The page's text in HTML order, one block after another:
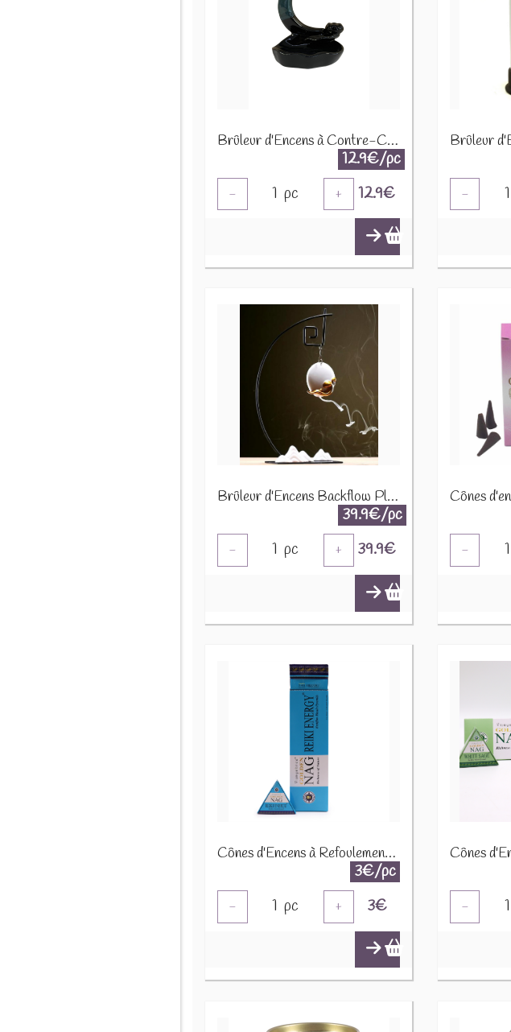
Brûleur d'Encens à Contre-Courant - Lune 12 cm 75678
12.9€/pc
- 1 pc + 12.9€ - 1
Brûleur d'Encens Backflow Pleine Lune BFC-J01
39.9€/pc
- 1 pc + 39.9€ - 1
Cônes d'Encens à Refoulement Jumbo Golden Nag 42g - Re¨ki Energie JBackF-10
3€/pc
- 1 pc + 3€ - 1